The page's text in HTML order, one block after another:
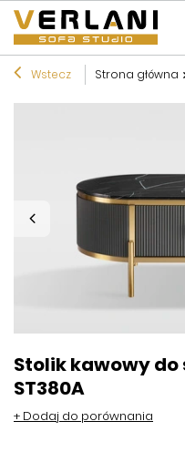
Wstecz Strona główna
Stolik kawowy
ST380A
+ Dodaj do porównania